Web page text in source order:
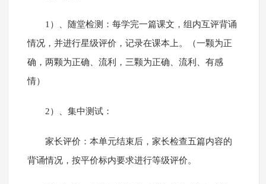
1）、随堂检测：每学完一篇课文，组内互评背诵
情况，并进行星级评价，记录在课本上。（一颗为正
确，两颗为正确、流利，三颗为正确、流利、有感
情）
2）、集中测试：
家长评价：本单元结束后，家长检查五篇内容的
背诵情况，按平价标内要求进行等级评价。